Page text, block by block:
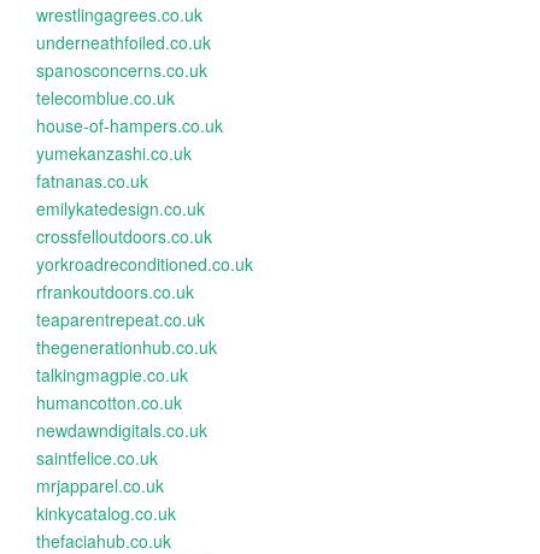
wrestlingagrees.co.uk
underneathfoiled.co.uk
spanosconcerns.co.uk
telecomblue.co.uk
house-of-hampers.co.uk
yumekanzashi.co.uk
fatnanas.co.uk
emilykatedesign.co.uk
crossfelloutdoors.co.uk
yorkroadreconditioned.co.uk
rfrankoutdoors.co.uk
teaparentrepeat.co.uk
thegenerationhub.co.uk
talkingmagpie.co.uk
humancotton.co.uk
newdawndigitals.co.uk
saintfelice.co.uk
mrjapparel.co.uk
kinkycatalog.co.uk
thefaciahub.co.uk